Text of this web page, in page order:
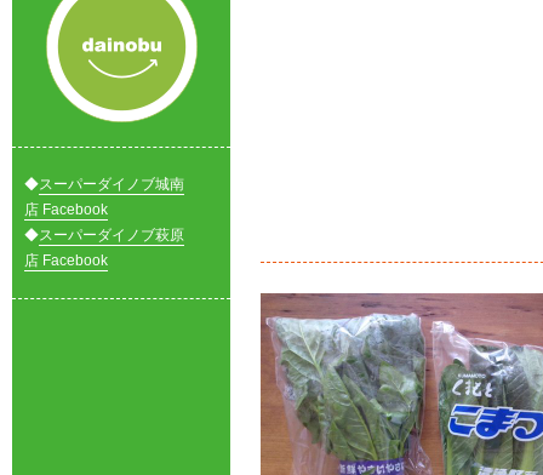
◆スーパーダイノブ城南
店 Facebook
◆スーパーダイノブ萩原
店 Facebook